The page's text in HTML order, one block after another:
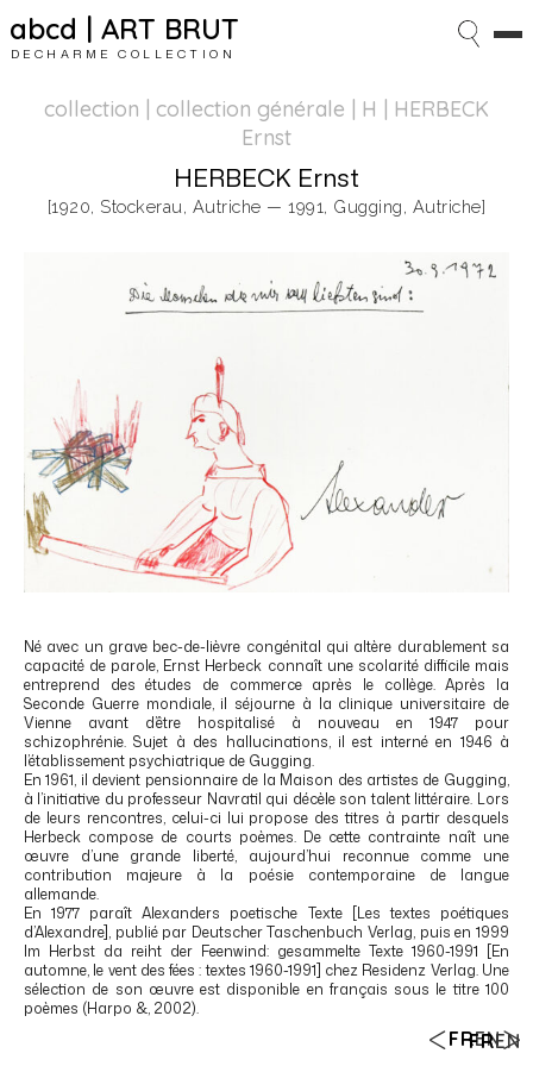
abcd | ART BRUT
DECHARME COLLECTION
FREN
collection | collection générale | H | HERBECK
Ernst
HERBECK Ernst
[1920, Stockerau, Autriche — 1991, Gugging, Autriche]
Né avec un grave bec-de-lièvre congénital qui altère durablement sa
capacité de parole, Ernst Herbeck connaît une scolarité difficile mais
entreprend des études de commerce après le collège. Après la
Seconde Guerre mondiale, il séjourne à la clinique universitaire de
Vienne avant d’être hospitalisé à nouveau en 1947 pour
schizophrénie. Sujet à des hallucinations, il est interné en 1946 à
l’établissement psychiatrique de Gugging.
En 1961, il devient pensionnaire de la Maison des artistes de Gugging,
à l’initiative du professeur Navratil qui décèle son talent littéraire. Lors
de leurs rencontres, celui-ci lui propose des titres à partir desquels
Herbeck compose de courts poèmes. De cette contrainte naît une
œuvre d’une grande liberté, aujourd’hui reconnue comme une
contribution majeure à la poésie contemporaine de langue
allemande.
En 1977 paraît Alexanders poetische Texte [Les textes poétiques
d’Alexandre], publié par Deutscher Taschenbuch Verlag, puis en 1999
Im Herbst da reiht der Feenwind: gesammelte Texte 1960-1991 [En
automne, le vent des fées : textes 1960-1991] chez Residenz Verlag. Une
sélection de son œuvre est disponible en français sous le titre 100
poèmes (Harpo &, 2002).
FREN